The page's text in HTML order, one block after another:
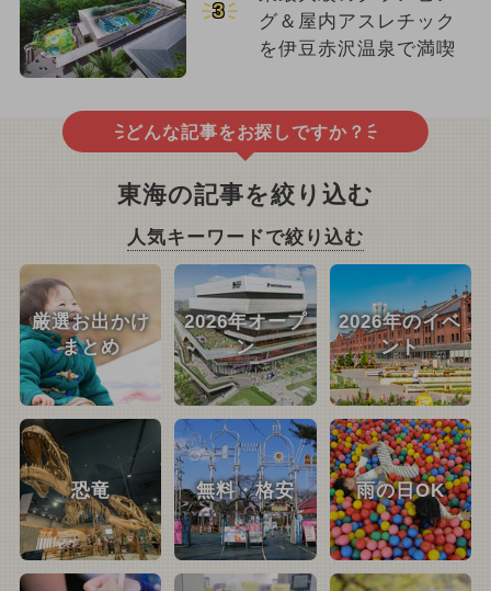
3
グ＆屋内アスレチック
を伊豆赤沢温泉で満喫
どんな記事をお探しですか？
東海の記事を絞り込む
人気キーワードで絞り込む
厳選お出かけ
まとめ
2026年オープ
ン
2026年のイベ
ント
恐竜 無料・格安 雨の日OK